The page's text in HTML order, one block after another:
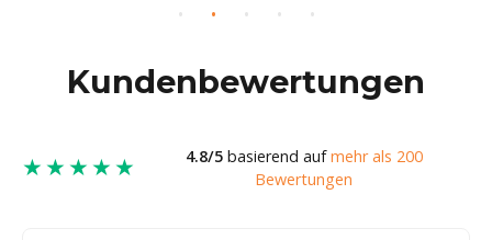
Kundenbewertungen
★★★★★ 4.8/5basierend aufmehr als 200
Bewertungen